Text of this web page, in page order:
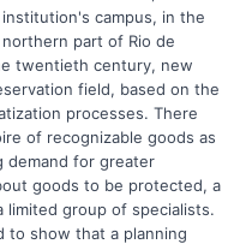
campus, in the
part of Rio de
twentieth century, new
field, based on the
processes. There
of recognizable goods as
demand for greater
goods to be protected, a
group of specialists.
to show that a planning